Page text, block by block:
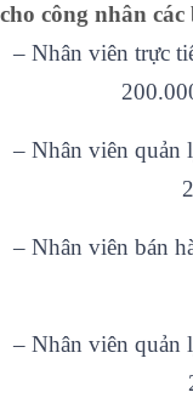
cho công nhân
Nhân viên
Nhân viên
Nhân viên
Nhân viên quản